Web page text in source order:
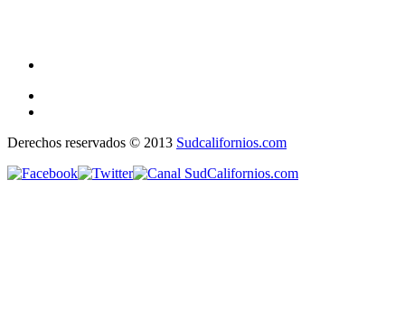
Derechos reservados © 2013 Sudcalifornios.com